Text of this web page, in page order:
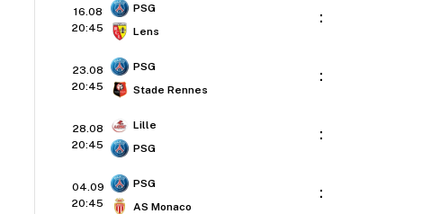
16.08
20:45
PSG
Lens
:
23.08
20:45
PSG
Stade Rennes
:
28.08
20:45
Lille
PSG
:
04.09
20:45
PSG
AS Monaco
: